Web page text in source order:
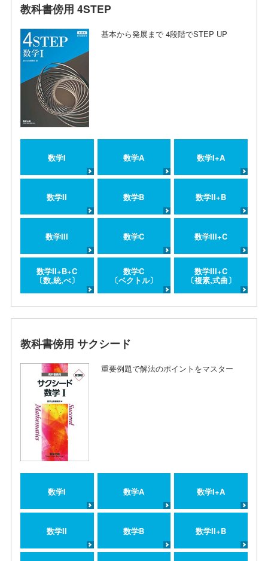
教科書傍用 4STEP
基本から発展まで 4段階でSTEP UP
数学I 数学A 数学I+A
数学II 数学B 数学II+B
数学III 数学C 数学III+C
数学II+B+C
〔数,統,べ〕
数学C
〔ベクトル〕
数学III+C
〔複素,式曲〕
教科書傍用 サクシード
重要例題で解法のポイントをマスター
数学I 数学A 数学I+A
数学II 数学B 数学II+B